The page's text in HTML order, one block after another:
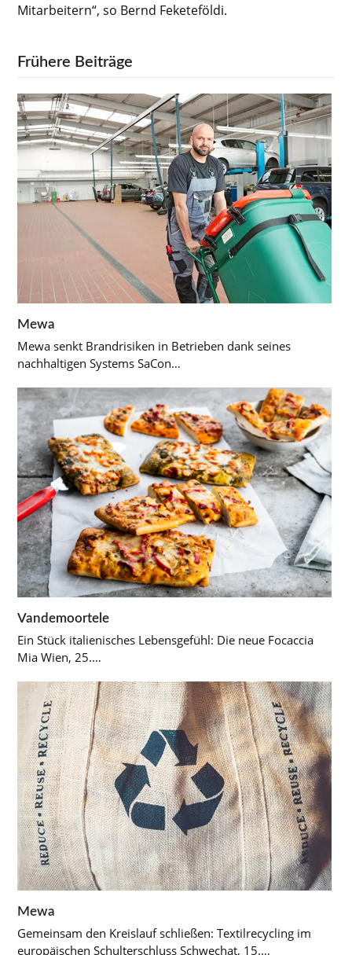
Mitarbeitern“, so Bernd Feketeföldi.
Frühere Beiträge
Mewa
Mewa senkt Brandrisiken in Betrieben dank seines
nachhaltigen Systems SaCon…
Vandemoortele
Ein Stück italienisches Lebensgefühl: Die neue Focaccia
Mia Wien, 25.…
Mewa
Gemeinsam den Kreislauf schließen: Textilrecycling im
europäischen Schulterschluss Schwechat, 15.…